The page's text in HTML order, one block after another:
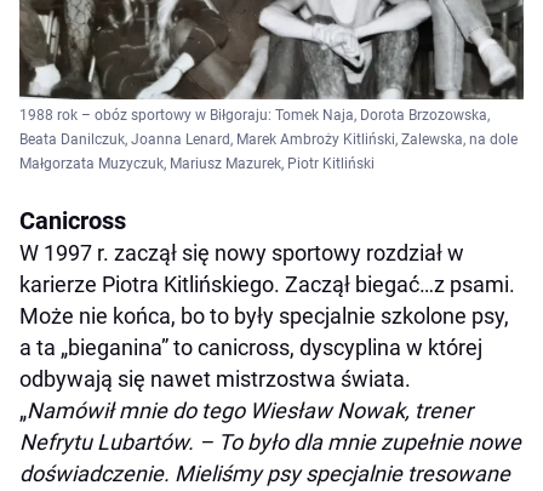
1988 rok – obóz sportowy w Biłgoraju: Tomek Naja, Dorota Brzozowska,
Beata Danilczuk, Joanna Lenard, Marek Ambroży Kitliński, Zalewska, na dole
Małgorzata Muzyczuk, Mariusz Mazurek, Piotr Kitliński
Canicross
W 1997 r. zaczął się nowy sportowy rozdział w
karierze Piotra Kitlińskiego. Zaczął biegać…z psami.
Może nie końca, bo to były specjalnie szkolone psy,
a ta „bieganina” to canicross, dyscyplina w której
odbywają się nawet mistrzostwa świata.
„Namówił mnie do tego Wiesław Nowak, trener
Nefrytu Lubartów. – To było dla mnie zupełnie nowe
doświadczenie. Mieliśmy psy specjalnie tresowane